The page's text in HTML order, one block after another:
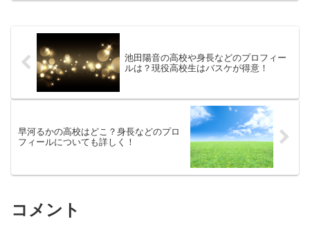
池田陽音の高校や身長などのプロフィー
ルは？現役高校生はバスケが得意！
早河るかの高校はどこ？身長などのプロ
フィールについても詳しく！
コメント